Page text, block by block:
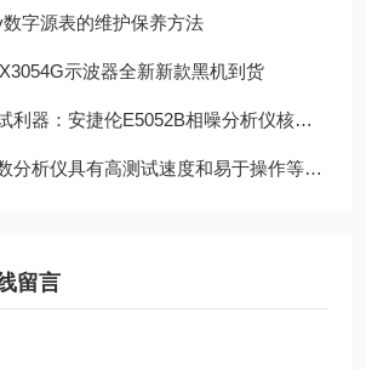
字源表的维护保养方法
示波器全新新款黑机到货
：安捷伦E5052B相噪分析仪核心价值解析
析仪具有高测试速度和易于操作等优点
留言